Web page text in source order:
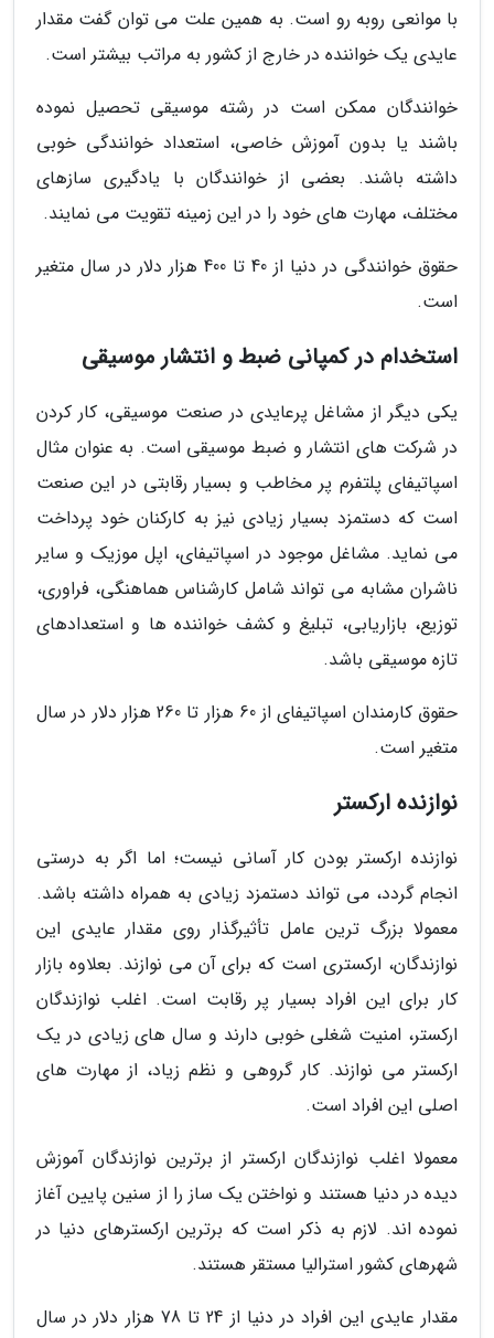
با موانعی روبه رو است. به همین علت می توان گفت مقدار
عایدی یک خواننده در خارج از کشور به مراتب بیشتر است.
خوانندگان ممکن است در رشته موسیقی تحصیل نموده
باشند یا بدون آموزش خاصی، استعداد خوانندگی خوبی
داشته باشند. بعضی از خوانندگان با یادگیری سازهای
مختلف، مهارت های خود را در این زمینه تقویت می نمایند.
حقوق خوانندگی در دنیا از 40 تا 400 هزار دلار در سال متغیر
است.
استخدام در کمپانی ضبط و انتشار موسیقی
یکی دیگر از مشاغل پرعایدی در صنعت موسیقی، کار کردن
در شرکت های انتشار و ضبط موسیقی است. به عنوان مثال
اسپاتیفای پلتفرم پر مخاطب و بسیار رقابتی در این صنعت
است که دستمزد بسیار زیادی نیز به کارکنان خود پرداخت
می نماید. مشاغل موجود در اسپاتیفای، اپل موزیک و سایر
ناشران مشابه می تواند شامل کارشناس هماهنگی، فراوری،
توزیع، بازاریابی، تبلیغ و کشف خواننده ها و استعدادهای
تازه موسیقی باشد.
حقوق کارمندان اسپاتیفای از 60 هزار تا 260 هزار دلار در سال
متغیر است.
نوازنده ارکستر
نوازنده ارکستر بودن کار آسانی نیست؛ اما اگر به درستی
انجام گردد، می تواند دستمزد زیادی به همراه داشته باشد.
معمولا بزرگ ترین عامل تأثیرگذار روی مقدار عایدی این
نوازندگان، ارکستری است که برای آن می نوازند. بعلاوه بازار
کار برای این افراد بسیار پر رقابت است. اغلب نوازندگان
ارکستر، امنیت شغلی خوبی دارند و سال های زیادی در یک
ارکستر می نوازند. کار گروهی و نظم زیاد، از مهارت های
اصلی این افراد است.
معمولا اغلب نوازندگان ارکستر از برترین نوازندگان آموزش
دیده در دنیا هستند و نواختن یک ساز را از سنین پایین آغاز
نموده اند. لازم به ذکر است که برترین ارکسترهای دنیا در
شهرهای کشور استرالیا مستقر هستند.
مقدار عایدی این افراد در دنیا از 24 تا 78 هزار دلار در سال